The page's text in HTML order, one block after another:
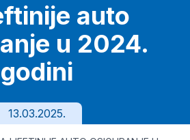
auto
u 2024.
godini
13.03.2025.